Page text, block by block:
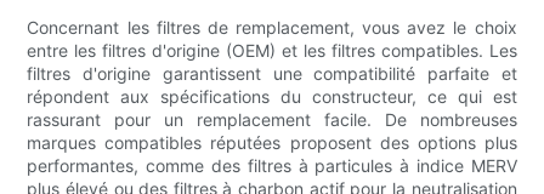
Concernant les filtres de remplacement, vous avez le choix
entre les filtres d'origine (OEM) et les filtres compatibles. Les
filtres d'origine garantissent une compatibilité parfaite et
répondent aux spécifications du constructeur, ce qui est
rassurant pour un remplacement facile. De nombreuses
marques compatibles réputées proposent des options plus
performantes, comme des filtres à particules à indice MERV
plus élevé ou des filtres à charbon actif pour la neutralisation